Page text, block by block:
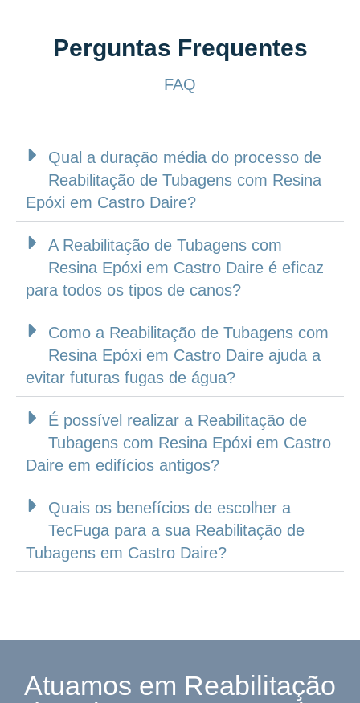
Perguntas Frequentes
FAQ
Qual a duração média do processo de
Reabilitação de Tubagens com Resina
Epóxi em Castro Daire?
A Reabilitação de Tubagens com
Resina Epóxi em Castro Daire é eficaz
para todos os tipos de canos?
Como a Reabilitação de Tubagens com
Resina Epóxi em Castro Daire ajuda a
evitar futuras fugas de água?
É possível realizar a Reabilitação de
Tubagens com Resina Epóxi em Castro
Daire em edifícios antigos?
Quais os benefícios de escolher a
TecFuga para a sua Reabilitação de
Tubagens em Castro Daire?
Atuamos em Reabilitação